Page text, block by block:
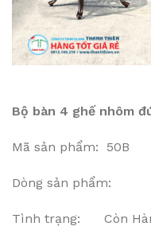
Bộ bàn 4 ghế nhôm
Mã sản phẩm: 50B
Dòng sản phẩm:
Tình trạng: Còn